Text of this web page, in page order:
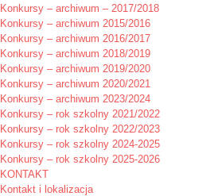
Konkursy – archiwum – 2017/2018
Konkursy – archiwum 2015/2016
Konkursy – archiwum 2016/2017
Konkursy – archiwum 2018/2019
Konkursy – archiwum 2019/2020
Konkursy – archiwum 2020/2021
Konkursy – archiwum 2023/2024
Konkursy – rok szkolny 2021/2022
Konkursy – rok szkolny 2022/2023
Konkursy – rok szkolny 2024-2025
Konkursy – rok szkolny 2025-2026
KONTAKT
Kontakt i lokalizacja